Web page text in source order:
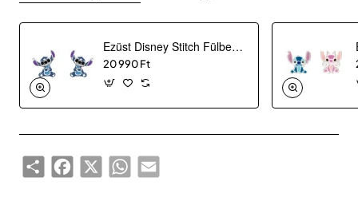
Ezüst Disney Stitch Fülbevaló ES00037SRHL.CS
20 990 Ft
ShareFacebook
X WhatsAppEmail